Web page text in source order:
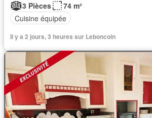
3 Pièces
74 m²
Cuisine équipée
Il y a 2 jours, 3 heures sur Leboncoin